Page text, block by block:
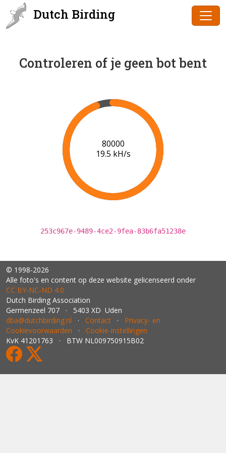
Dutch Birding
Controleren of je geen bot bent
81000
19.3 kH/s
253c967e-9489-4ce2-9fea-83b6fa51238e
© 1998-2026
Alle foto's en content op deze website gelicenseerd onder
CC BY‑NC‑ND 4.0
Dutch Birding Association
Germenzeel 707 · 5403 XD Uden
dba@dutchbirding.nl · Contact · Privacy- en
Cookievoorwaarden · Cookie-instellingen
KvK 41201763 · BTW NL009750915B02